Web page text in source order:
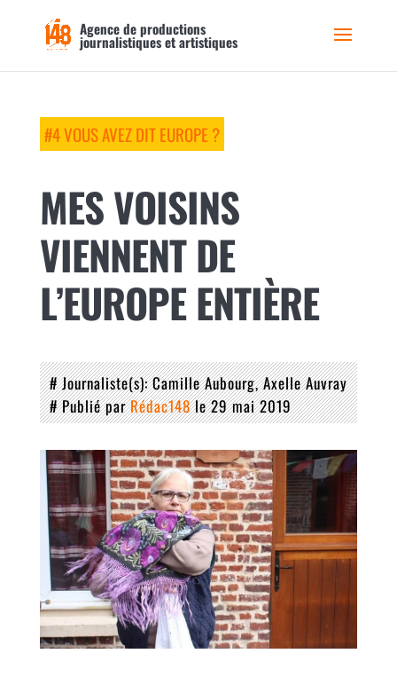
Agence de productions
journalistiques et artistiques
#4 VOUS AVEZ DIT EUROPE ?
MES VOISINS
VIENNENT DE
L’EUROPE ENTIÈRE
# Journaliste(s) Camille Aubourg Axelle Auvray
# Publié parRédac148le 29 mai 2019